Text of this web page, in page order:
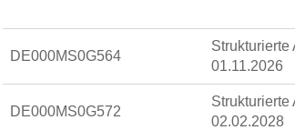
DE000MS0G564
Strukturierte
01.11.2026
DE000MS0G572
Strukturierte
02.02.2028